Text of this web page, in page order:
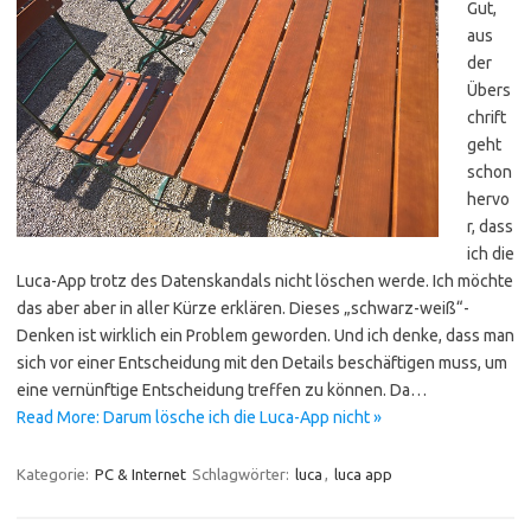
Gut,
aus
der
Übers
chrift
geht
schon
hervo
r, dass
ich die
Luca-App trotz des Datenskandals nicht löschen werde. Ich möchte
das aber aber in aller Kürze erklären. Dieses „schwarz-weiß“-
Denken ist wirklich ein Problem geworden. Und ich denke, dass man
sich vor einer Entscheidung mit den Details beschäftigen muss, um
eine vernünftige Entscheidung treffen zu können. Da…
Read More: Darum lösche ich die Luca-App nicht »
Kategorie: PC & Internet Schlagwörter: luca luca app